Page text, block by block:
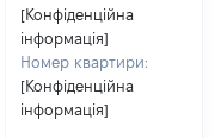
[Конфіденційна
інформація]
Номер квартири:
[Конфіденційна
інформація]